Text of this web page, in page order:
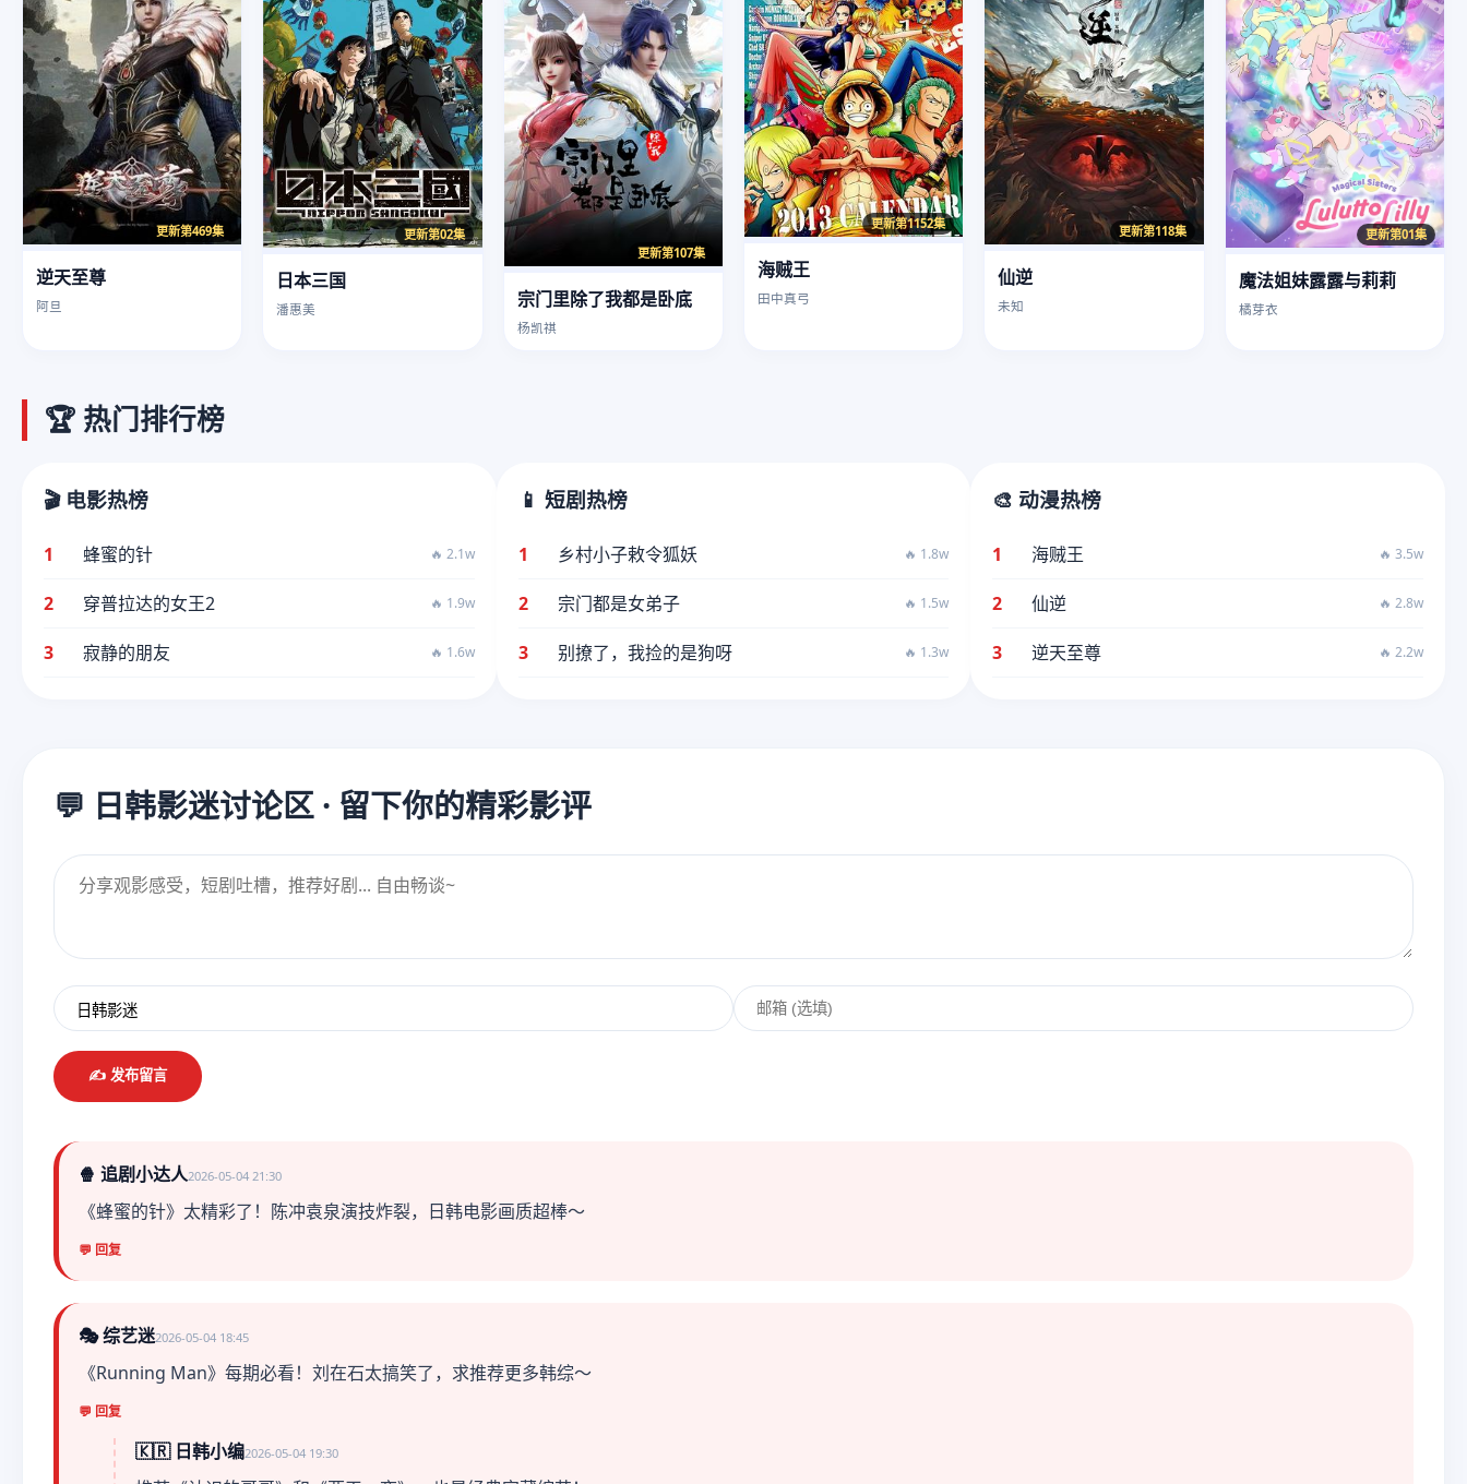
更新第469集
逆天至尊
阿旦
更新第02集
日本三国
潘惠美
更新第107集
宗门里除了我都是卧底
杨凯祺
更新第1152集
海贼王
田中真弓
更新第118集
仙逆
未知
更新第01集
魔法姐妹露露与莉莉
橘芽衣
🏆 热门排行榜
🎬 电影热榜
1 蜂蜜的针 🔥 2.1w
2 穿普拉达的女王2 🔥 1.9w
3 寂静的朋友 🔥 1.6w
📱 短剧热榜
1 乡村小子敕令狐妖 🔥 1.8w
2 宗门都是女弟子 🔥 1.5w
3 别撩了，我捡的是狗呀 🔥 1.3w
🎨 动漫热榜
1 海贼王 🔥 3.5w
2 仙逆 🔥 2.8w
3 逆天至尊 🔥 2.2w
💬 日韩影迷讨论区 · 留下你的精彩影评
✍️ 发布留言
🍿 追剧小达人2026-05-04 21:30
《蜂蜜的针》太精彩了！陈冲袁泉演技炸裂，日韩电影画质超棒～
💬 回复
🎭 综艺迷2026-05-04 18:45
《Running Man》每期必看！刘在石太搞笑了，求推荐更多韩综～
💬 回复
🇰🇷 日韩小编2026-05-04 19:30